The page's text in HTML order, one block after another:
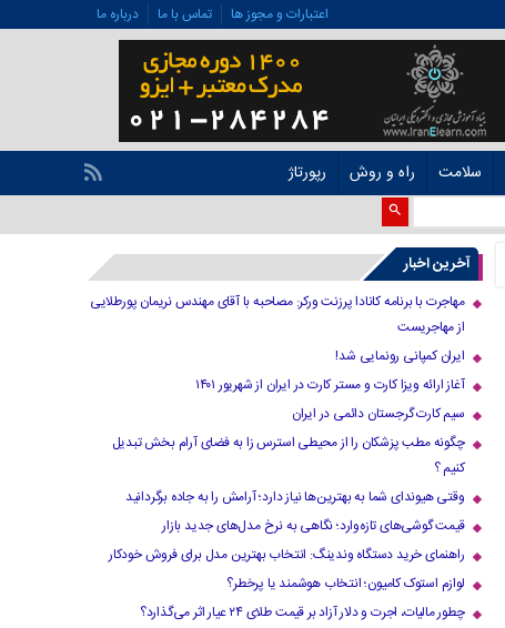
اعتبارات و مجوز ها تماس با ما درباره ما
سلامت راه و روش رپورتاژ
آخرین اخبار
مهاجرت با برنامه کانادا پرزنت ورکر: مصاحبه با آقای مهندس نریمان پورطلایی
از مهاجریست
ایران کمپانی رونمایی شد!
آغاز ارائه ویزا کارت و مستر کارت در ایران از شهریور ۱۴۰۱
سیم کارت گرجستان دائمی در ایران
چگونه مطب پزشکان را از محیطی استرس زا به فضای آرام بخش تبدیل
کنیم ؟
وقتی هیوندای شما به بهترین‌ها نیاز دارد؛ آرامش را به جاده برگردانید
قیمت گوشی‌های تازه‌وارد؛ نگاهی به نرخ مدل‌های جدید بازار
راهنمای خرید دستگاه وندینگ: انتخاب بهترین مدل برای فروش خودکار
لوازم استوک کامیون؛ انتخاب هوشمند یا پرخطر؟
چطور مالیات، اجرت و دلار آزاد بر قیمت طلای ۲۴ عیار اثر می‌گذارد؟